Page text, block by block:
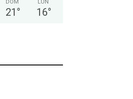
DOM
21 °
LUN
16°